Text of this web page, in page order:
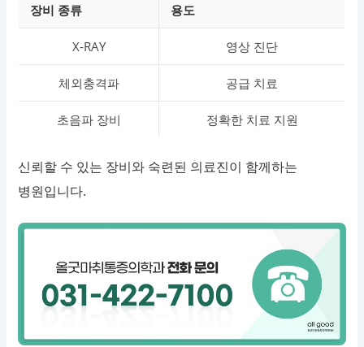
장비 종류 용도
X-RAY 영상 진단
체외충격파 공급 치료
초음파 장비 정확한 치료 지원
신뢰할 수 있는 장비와 숙련된 의료진이 함께하는
병원입니다.